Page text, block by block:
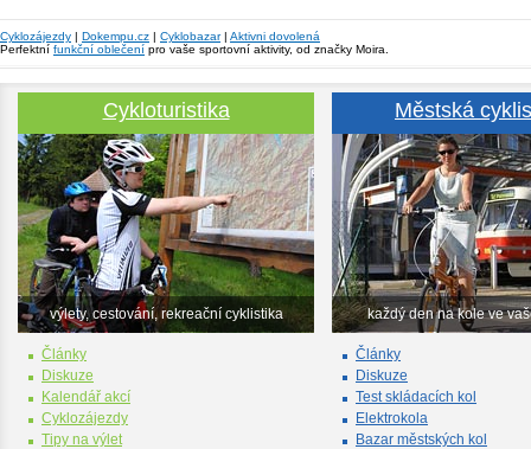
Cyklozájezdy | Dokempu.cz | Cyklobazar| Aktivni dovolená
Perfektní funkční oblečení pro vaše sportovní aktivity, od značky Moira.
Cykloturistika
výlety, cestování, rekreační cyklistika
Články
Diskuze
Kalendář akcí
Cyklozájezdy
Tipy na výlet
Městská
každý den na kole ve
Články
Diskuze
Test skládacích kol
Elektrokola
Bazar městských kol